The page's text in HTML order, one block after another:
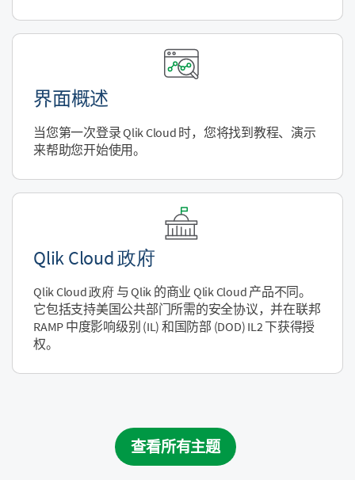
界面概述
当您第一次登录Qlik Cloud 时，您将找到教程、演示
来帮助您开始使用。
Qlik Cloud 政府
Qlik Cloud 政府与 Qlik 的商业 Qlik Cloud 产品不同。
它包括支持美国公共部门所需的安全协议，并在联邦
RAMP 中度影响级别 (IL) 和国防部 (DOD) IL2 下获得授
权。
查看所有主题